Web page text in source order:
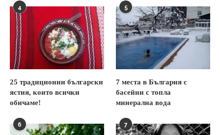
4
25 традиционни български
ястия, които всички
обичаме!
5
7 места в България с
басейни с топла
минерална вода
6 7